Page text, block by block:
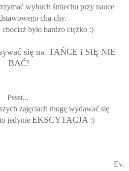
wybuch śmiechu przy nauce
cha-chy.
chociaż było bardzo ciężko :)
się na TAŃCE i SIĘ NIE
BAĆ!
Pssst...
zajęciach mogę wydawać się
jedynie EKSCYTACJA :)
Ev.